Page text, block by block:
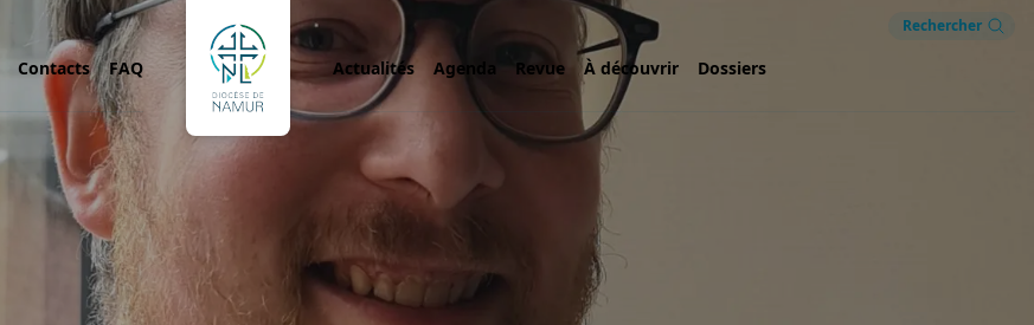
Rechercher
Contacts FAQ Actualités Agenda Revue À découvrir Dossiers